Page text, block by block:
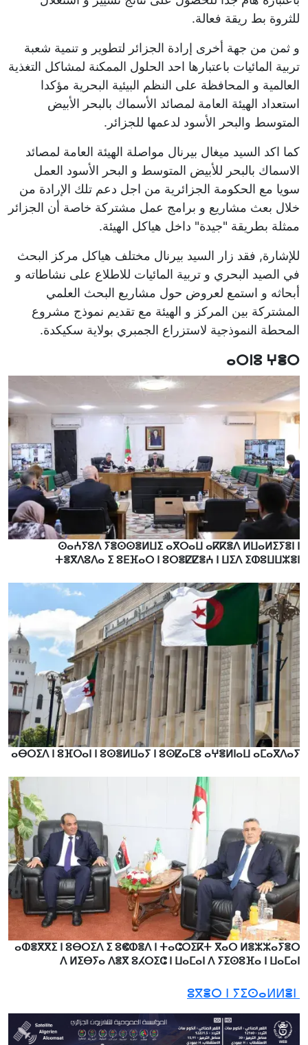
للثروة بط ريقة فعالة.
و ثمن من جهة أخرى إرادة الجزائر لتطوير و تنمية شعبة
تربية المائيات باعتبارها احد الحلول الممكنة لمشاكل التغذية
العالمية و المحافظة على النظم البيئية البحرية مؤكدا
استعداد الهيئة العامة لمصائد الأسماك بالبحر الأبيض
المتوسط والبحر الأسود لدعمها للجزائر.
كما اكد السيد ميغال بيرنال مواصلة الهيئة العامة لمصائد
الاسماك بالبحر للأبيض المتوسط و البحر الأسود العمل
سويا مع الحكومة الجزائرية من اجل دعم تلك الإرادة من
خلال بعث مشاريع و برامج عمل مشتركة خاصة أن الجزائر
ممثلة بطريقة "جيدة" داخل هياكل الهيئة.
للإشارة, فقد زار السيد بيرنال مختلف هياكل مركز البحث
في الصيد البحري و تربية المائيات للاطلاع على نشاطاته و
أبحاثه و استمع لعروض حول مشاريع البحث العلمي
المشتركة بين المركز و الهيئة مع تقديم نموذج مشروع
المحطة النموذجية لاستزراع الجمبري بولاية سكيكدة.
ⴰⵔⵏⵓ ⵖⴻⵔ
ⵙⴰⵄⵢⵓⴷ ⵢⴻⵙⵙⴻⵍⵡⵉ ⴰⴳⵔⴰⵡ ⴰⴽⴽⴻⴷ ⵍⵡⴰⵍⵉⵢⴻⵏ ⵏ
ⵜⴻⴳⴷⵓⴷⴰ ⵉ ⵓⴹⴼⴰⵔ ⵏ ⵓⵔⴻⵇⵇⴻⵄ ⵏ ⵡⵉⴷ ⵉⵀⵓⵡⵡⵣⴻⵏ
ⴰⴱⵔⵉⴷ ⵏ ⵓⴼⵔⴰⵏ ⵏ ⵓⵙⴻⵍⵡⴰⵢ ⵏ ⵓⵙⵇⴰⵎⵓ ⴰⵖⴻⵍⵏⴰⵡ ⴰⵎⴰⴳⴷⴰⵢ
ⴰⵀⴻⴳⴳⵉ ⵏ ⵓⴱⵔⵉⴷ ⵉ ⵓⵞⵀⴻⴷ ⵏ ⵜⴰⵛⵔⵉⴽⵜ ⴳⴰⵔ ⵍⴻⵣⵣⴰⵢⴻⵔ
ⴷ ⵍⵉⴱⵢⴰ ⴷⴻⴳ ⵓⵃⵔⵉⵛ ⵏ ⵡⴰⵎⴰⵏ ⴷ ⵢⵉⵙⵓⴼⴰ ⵏ ⵡⴰⵎⴰⵏ